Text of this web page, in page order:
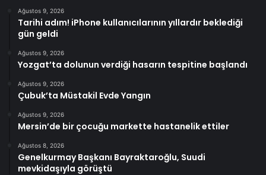
Ağustos 9, 2026
Tarihi adım! iPhone kullanıcılarının yıllardır beklediği
gün geldi
Ağustos 9, 2026
Yozgat’ta dolunun verdiği hasarın tespitine başlandı
Ağustos 9, 2026
Çubuk’ta Müstakil Evde Yangın
Ağustos 9, 2026
Mersin’de bir çocuğu markette hastanelik ettiler
Ağustos 8, 2026
Genelkurmay Başkanı Bayraktaroğlu, Suudi
mevkidaşıyla görüştü